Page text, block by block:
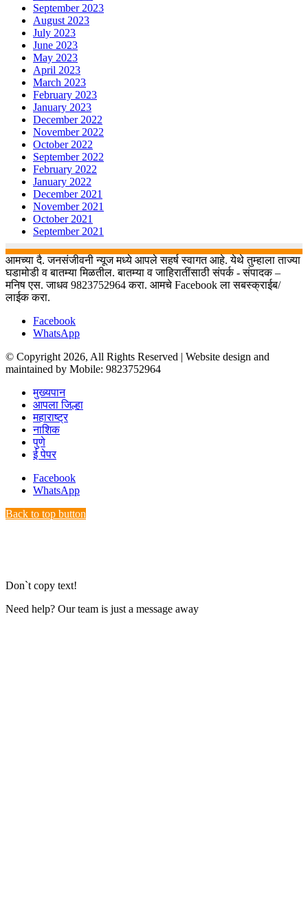
September 2023
August 2023
July 2023
June 2023
May 2023
April 2023
March 2023
February 2023
January 2023
December 2022
November 2022
October 2022
September 2022
February 2022
January 2022
December 2021
November 2021
October 2021
September 2021
आमच्या दै. जनसंजीवनी न्यूज मध्ये आपले सहर्ष स्वागत आहे. येथे तुम्हाला ताज्या
घडामोडी व बातम्या मिळतील. बातम्या व जाहिरातींसाठी संपर्क - संपादक –
मनिष एस. जाधव 9823752964 करा. आमचे Facebook ला सबस्क्राईब/
लाईक करा.
Facebook
WhatsApp
© Copyright 2026, All Rights Reserved | Website design and
maintained by Mobile: 9823752964
मुख्यपान
आपला जिल्हा
महाराष्ट्र
नाशिक
पुणे
ई पेपर
Facebook
WhatsApp
Back to top button
Don`t copy text!
Need help? Our team is just a message away